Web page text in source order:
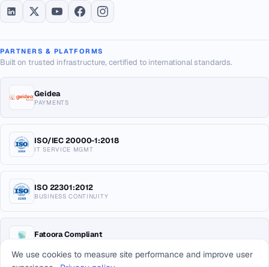
PARTNERS & PLATFORMS
Built on trusted infrastructure, certified to international standards.
Geidea
PAYMENTS
ISO/IEC 20000-1:2018
IT SERVICE MGMT
ISO 22301:2012
BUSINESS CONTINUITY
Fatoora Compliant
We use cookies to measure site performance and improve user